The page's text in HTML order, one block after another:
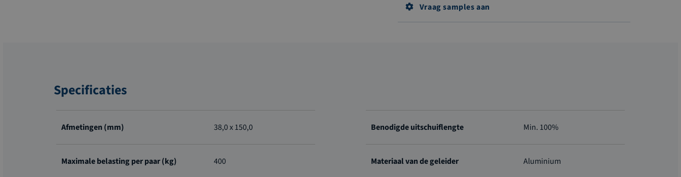
Vraag samples aan
Specificaties
informatie
Afmetingen (mm) 38,0 x 150,0
Maximale belasting per paar (kg) 400
Benodigde uitschuiflengte Min. 100%
Materiaal van de geleider Aluminium